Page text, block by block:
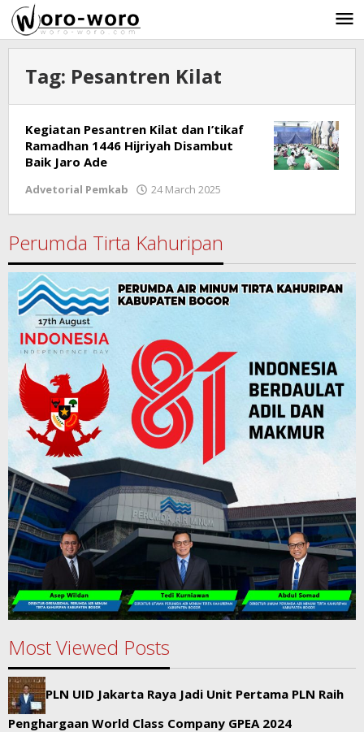
Skip
to
content
Tag: Pesantren Kilat
Kegiatan Pesantren Kilat dan I’tikaf
Ramadhan 1446 Hijriyah Disambut
Baik Jaro Ade
Advetorial Pemkab 24 March 2025
Perumda Tirta Kahuripan
Most Viewed Posts
PLN UID Jakarta Raya Jadi Unit Pertama PLN Raih
Penghargaan World Class Company GPEA 2024